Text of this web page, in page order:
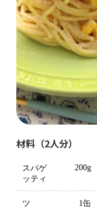
材料（2人分）
スパゲ
ッティ
200g
ツ
1缶